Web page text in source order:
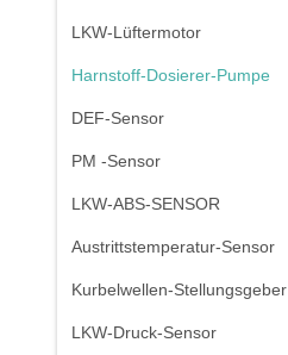
LKW-Lüftermotor
Harnstoff-Dosierer-Pumpe
DEF-Sensor
PM -Sensor
LKW-ABS-SENSOR
Austrittstemperatur-Sensor
Kurbelwellen-Stellungsgeber
LKW-Druck-Sensor